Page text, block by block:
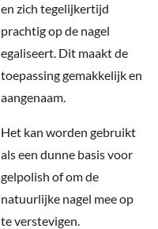
en zich tegelijkertijd
prachtig op de nagel
egaliseert. Dit maakt de
toepassing gemakkelijk en
aangenaam.
Het kan worden gebruikt
als een dunne basis voor
gelpolish of om de
natuurlijke nagel mee op
te verstevigen.